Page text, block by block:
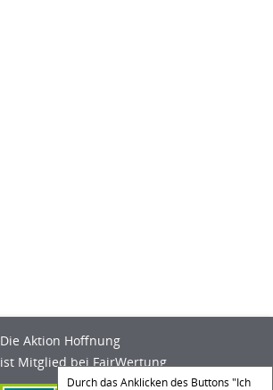
Durch das Anklicken des Buttons "Ich
Die Aktion Hoffnung
ist Mitglied bei FairWertung